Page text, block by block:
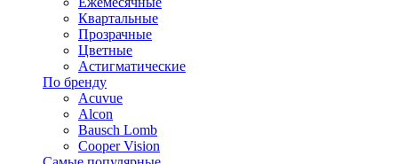
Квартальные
Прозрачные
Цветные
Астигматические
По бренду
Acuvue
Alcon
Bausch Lomb
Cooper Vision